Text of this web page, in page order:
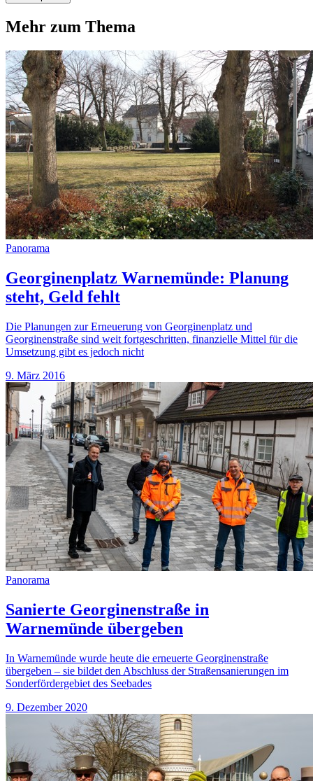
Mehr zum Thema
Panorama
Georginenplatz Warnemünde: Planung
steht, Geld fehlt
Die Planungen zur Erneuerung von Georginenplatz und
Georginenstraße sind weit fortgeschritten, finanzielle Mittel für die
Umsetzung gibt es jedoch nicht
9. März 2016
Panorama
Sanierte Georginenstraße in
Warnemünde übergeben
In Warnemünde wurde heute die erneuerte Georginenstraße
übergeben – sie bildet den Abschluss der Straßensanierungen im
Sonderfördergebiet des Seebades
9. Dezember 2020